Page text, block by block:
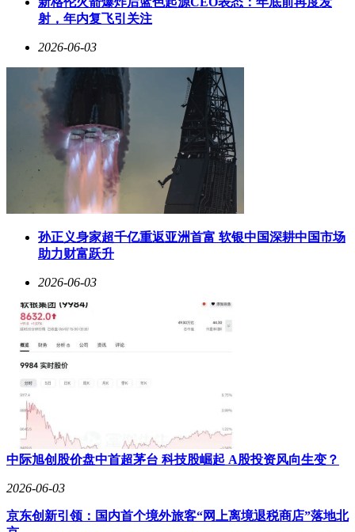
射，年内复飞引关注
2026-06-03
孙正义身家超千亿重返亚洲首富 软银中国深耕中国市场
助力财富跃升
2026-06-03
中际旭创股价盘中首超茅台 科技股崛起 A股投资风向生变？
2026-06-03
京东创新引领：国内首个境外旅客“网上离境退税商店”落地北